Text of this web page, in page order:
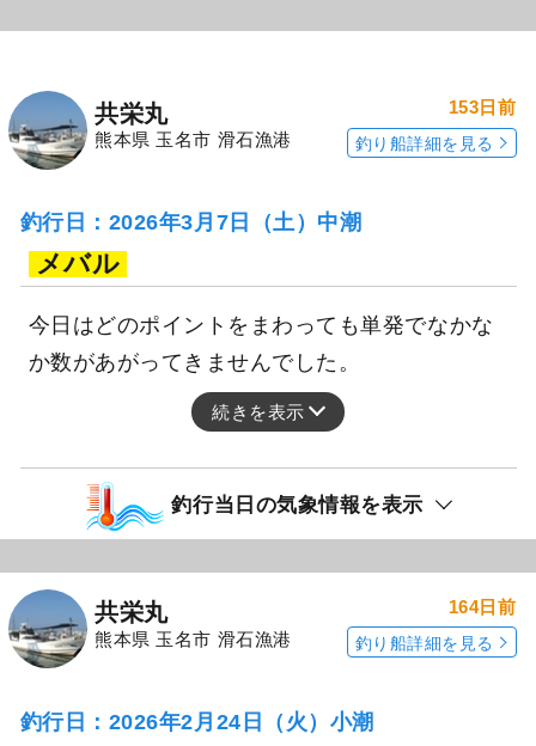
共栄丸
熊本県 玉名市 滑石漁港
153日前
釣り船詳細を見る
釣行日：2026年3月7日（土）中潮
メバル
今日はどのポイントをまわっても単発でなかな
か数があがってきませんでした。
続きを表示
釣行当日の気象情報を表示
共栄丸
熊本県 玉名市 滑石漁港
164日前
釣り船詳細を見る
釣行日：2026年2月24日（火）小潮